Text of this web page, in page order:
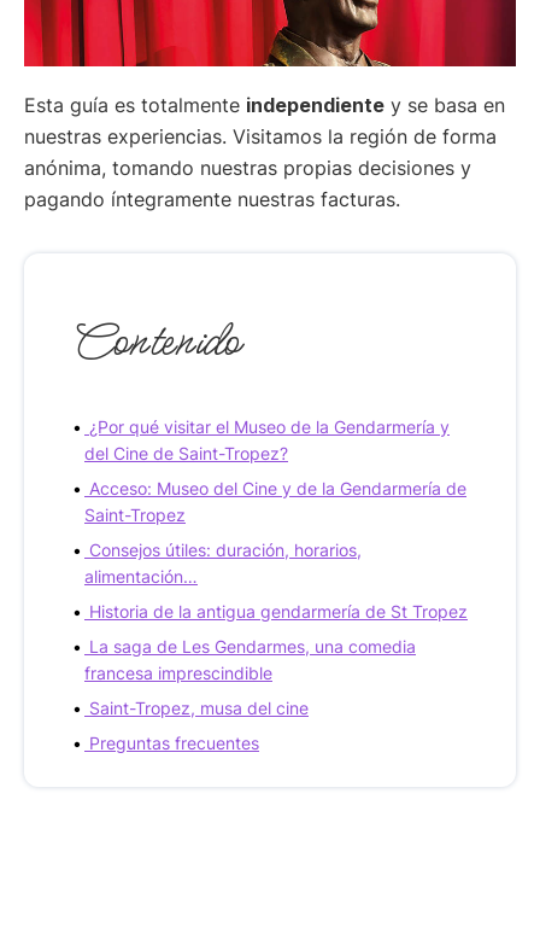
Esta guía es totalmente independiente y se basa en
nuestras experiencias. Visitamos la región de forma
anónima, tomando nuestras propias decisiones y
pagando íntegramente nuestras facturas.
Contenido
¿Por qué visitar el Museo de la Gendarmería y
del Cine de Saint-Tropez?
Acceso: Museo del Cine y de la Gendarmería de
Saint-Tropez
Consejos útiles: duración, horarios,
alimentación…
Historia de la antigua gendarmería de St Tropez
La saga de Les Gendarmes, una comedia
francesa imprescindible
Saint-Tropez, musa del cine
Preguntas frecuentes